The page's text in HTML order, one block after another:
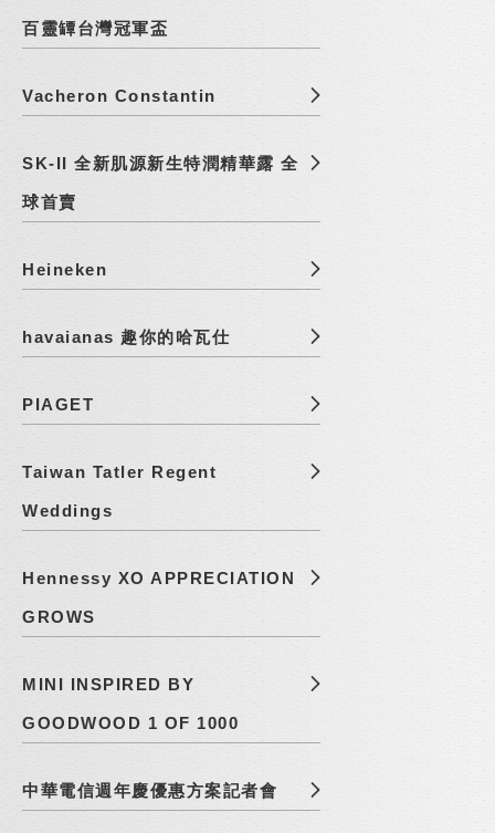
百靈罈台灣冠軍盃
Vacheron Constantin
SK-II 全新肌源新生特潤精華露 全
球首賣
Heineken
havaianas 趣你的哈瓦仕
PIAGET
Taiwan Tatler Regent
Weddings
Hennessy XO APPRECIATION
GROWS
MINI INSPIRED BY
GOODWOOD 1 OF 1000
中華電信週年慶優惠方案記者會